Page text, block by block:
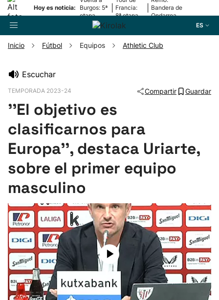
Hoy es noticia:
Burgos: 5ª
etapa
Francia:
8ª etapa
Bandera de
Ondarroa
ES
Pelota
Remo
Ciclismo
Herri-kirolak
Balonmano
Kirolak 360
Inicio Fútbol Equipos Athletic Club
Escuchar
TEMPORADA 2023-24 Compartir Guardar
''El objetivo es
clasificarnos para
Europa'', destaca Uriarte,
sobre el primer equipo
masculino